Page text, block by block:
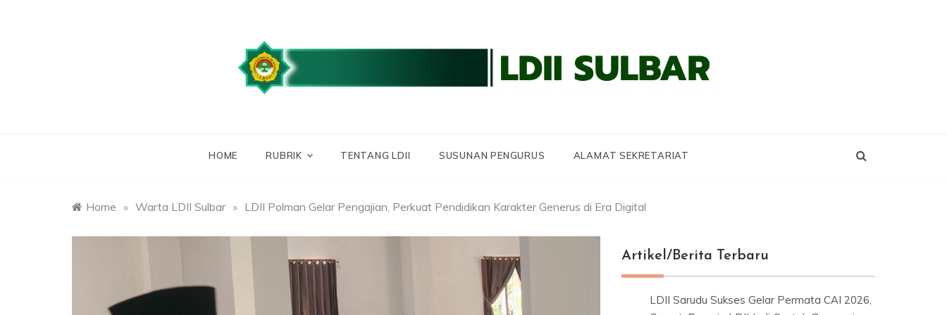
HOME RUBRIK TENTANG LDII SUSUNAN PENGURUS ALAMAT SEKRETARIAT
Home » Warta LDII Sulbar » LDII Polman Gelar Pengajian, Perkuat Pendidikan Karakter Generus di Era Digital
Artikel/Berita Terbaru
LDII Sarudu Sukses Gelar Permata CAI 2026,